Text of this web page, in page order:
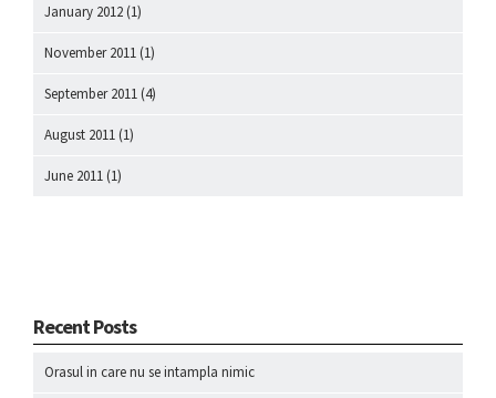
January 2012 (1)
November 2011 (1)
September 2011 (4)
August 2011 (1)
June 2011 (1)
Recent Posts
Orasul in care nu se intampla nimic